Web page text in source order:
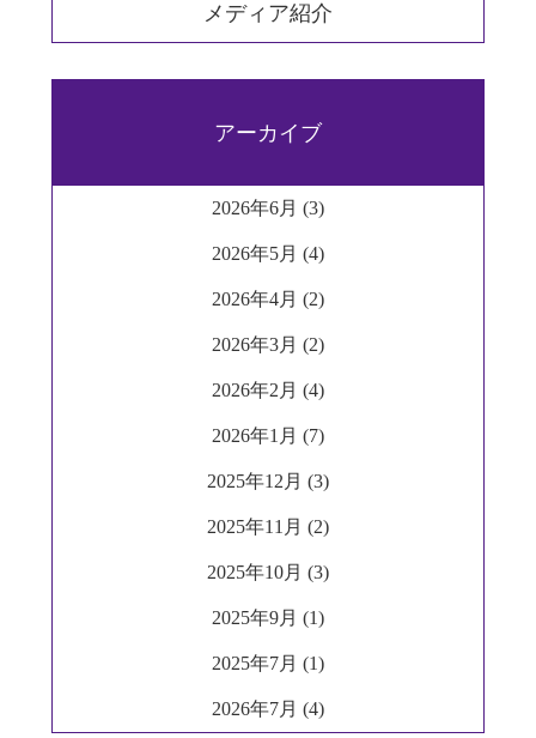
メディア紹介
アーカイブ
2026年7月 (4)
2026年6月 (3)
2026年5月 (4)
2026年4月 (2)
2026年3月 (2)
2026年2月 (4)
2026年1月 (7)
2025年12月 (3)
2025年11月 (2)
2025年10月 (3)
2025年9月 (1)
2025年7月 (1)